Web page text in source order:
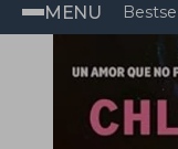
MENU